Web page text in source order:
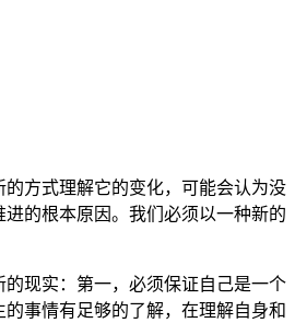
方式理解它的变化，可能会认为没
的根本原因。我们必须以一种新的
现实：第一，必须保证自己是一个
事情有足够的了解，在理解自身和